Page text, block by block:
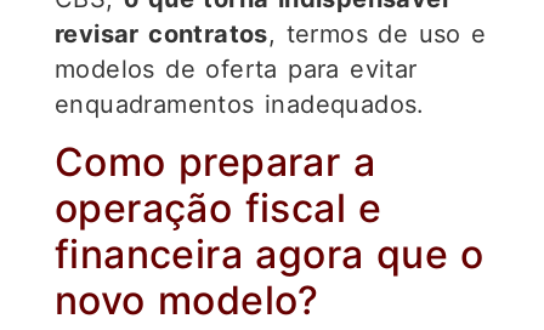
revisar contratos, termos de uso e
modelos de oferta para evitar
enquadramentos inadequados.
Como preparar a
operação fiscal e
financeira agora que o
novo modelo?